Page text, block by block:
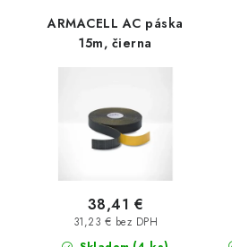
ARMACELL AC páska
15m, čierna
31,23 € bez DPH
38,41 €